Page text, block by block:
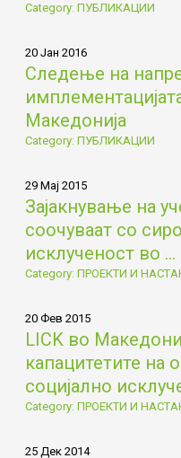
Category: ПУБЛИКАЦИИ
20 Јан 2016
Следење на
Македонија
Category: ПУБЛИКАЦИИ
29 Мај 2015
Зајакнување на
соочуваат со
исклученост во ...
Category: ПРОЕКТИ И
20 Фев 2015
LICK во
капацитетите на
социјално
Category: ПРОЕКТИ И
25 Дек 2014